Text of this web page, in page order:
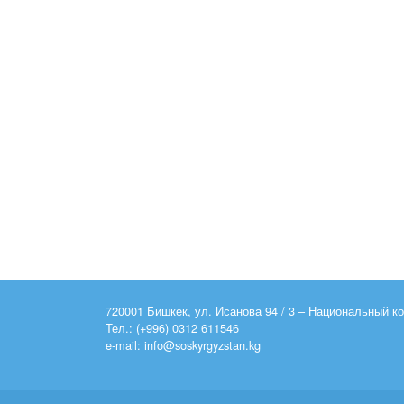
720001 Бишкек, ул. Исанова 94 / 3 – Национальный
Тел.: (+996) 0312 611546
e-mail: info@soskyrgyzstan.kg